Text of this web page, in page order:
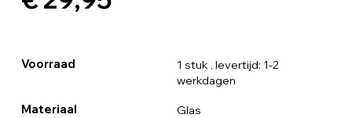
Voorraad 1 stuk , levertijd: 1-2
werkdagen
Materiaal Glas